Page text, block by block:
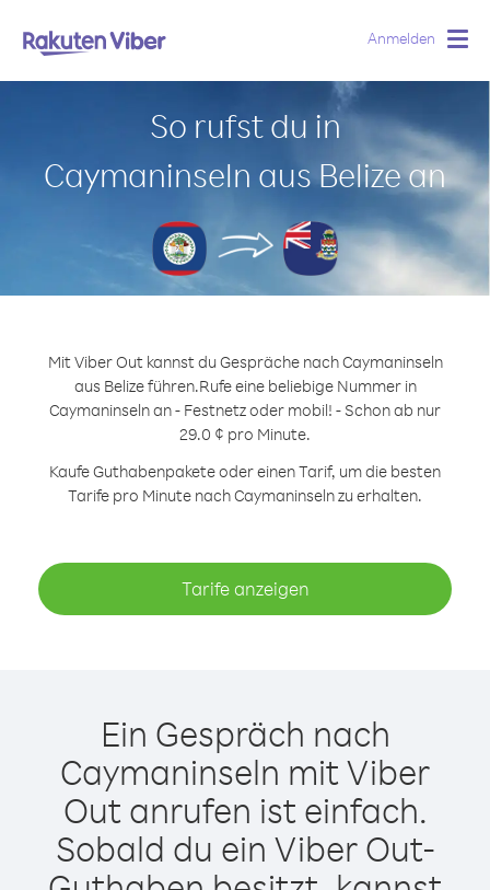
Anmelden
So rufst du in
Caymaninseln aus Belize an
Mit Viber Out kannst du Gespräche nach Caymaninseln
aus Belize führen.Rufe eine beliebige Nummer in
Caymaninseln an - Festnetz oder mobil! - Schon ab nur
29.0 ¢ pro Minute.
Kaufe Guthabenpakete oder einen Tarif, um die besten
Tarife pro Minute nach Caymaninseln zu erhalten.
Tarife anzeigen
Ein Gespräch nach
Caymaninseln mit Viber
Out anrufen ist einfach.
Sobald du ein Viber Out-